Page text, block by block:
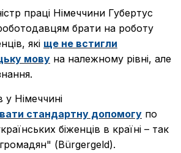
праці Німеччини Губертус
брати на роботу
які ще не встигли
мову на належному рівні, але
у Німеччині
стандартну допомогу по
біженців в країні – так
(Bürgergeld).